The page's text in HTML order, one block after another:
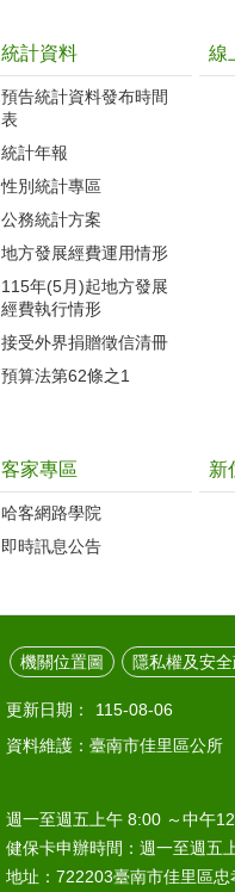
統計資料
預告統計資料發布時間
表
統計年報
性別統計專區
公務統計方案
地方發展經費運用情形
115年(5月)起地方發展
經費執行情形
接受外界捐贈徵信清冊
預算法第62條之1
線
客家專區
哈客網路學院
即時訊息公告
新
機關位置圖 隱私權及安
更新日期：
115-08-06
資料維護：臺南市佳里區公所
週一至週五上午 8:00 ～中午
健保卡申辦時間：週一至週五
地址：722203臺南市佳里區